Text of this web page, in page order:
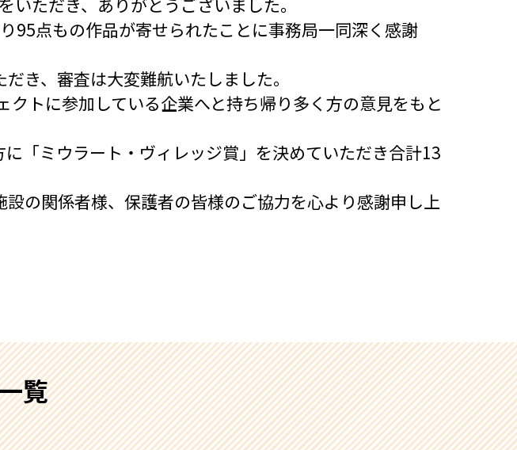
95点もの作品が寄せられたことに事務局一同深く感謝
き、審査は大変難航いたしました。
トに参加している企業へと持ち帰り多く方の意見をもと
「ミウラート・ヴィレッジ賞」を決めていただき合計13
の関係者様、保護者の皆様のご協力を心より感謝申し上
覧